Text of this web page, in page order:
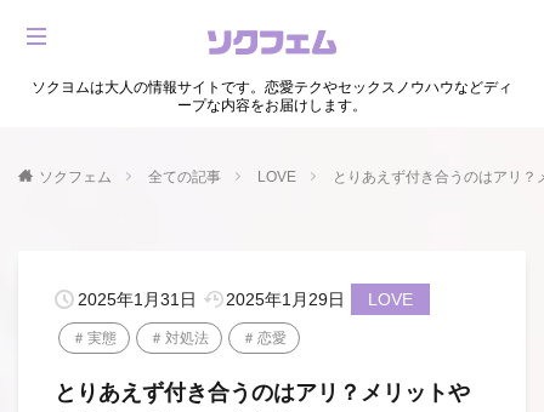
ソクヨムは大人の情報サイトです。恋愛テクやセックスノウハウなどディ
ープな内容をお届けします。
ソクフェム 全ての記事 LOVE とりあえず付き合うのはアリ
2025年1月31日 2025年1月29日 LOVE
実態 対処法 恋愛
とりあえず付き合うのはアリ？メリットや